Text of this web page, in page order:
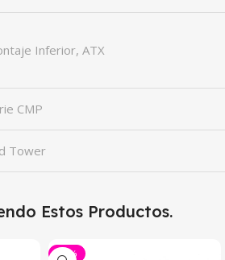
Inferior, ATX
CMP
Tower
Estos Productos.
-43%